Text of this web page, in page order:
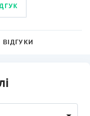
ВІДГУКИ